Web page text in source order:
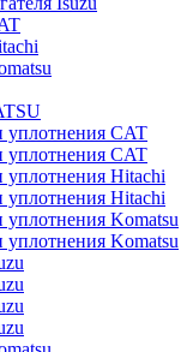
уплотнения CAT
уплотнения CAT
Hitachi
Hitachi
Komatsu
Komatsu